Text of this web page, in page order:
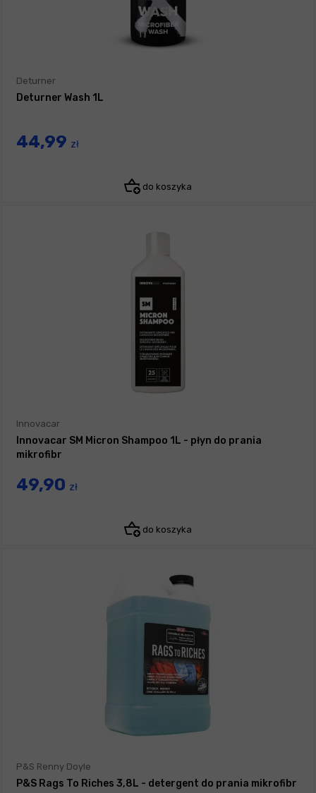
Deturner
Deturner Wash 1L
44,99 zł
do koszyka
Innovacar
Innovacar SM Micron Shampoo 1L - płyn do prania
mikrofibr
49,90 zł
do koszyka
P&S Renny Doyle
P&S Rags To Riches 3,8L - detergent do prania mikrofibr